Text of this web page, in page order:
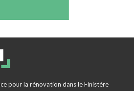
pour la rénovation dans le Finistère